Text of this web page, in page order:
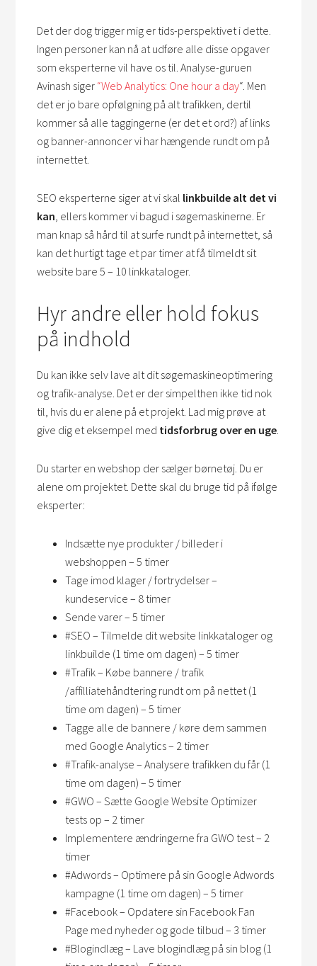
Det der dog trigger mig er tids-perspektivet i dette.
Ingen personer kan nå at udføre alle disse opgaver
som eksperterne vil have os til. Analyse-guruen
Avinash siger “Web Analytics: One hour a day“. Men
det er jo bare opfølgning på alt trafikken, dertil
kommer så alle taggingerne (er det et ord?) af links
og banner-annoncer vi har hængende rundt om på
internettet.
SEO eksperterne siger at vi skal linkbuilde alt det vi
kan, ellers kommer vi bagud i søgemaskinerne. Er
man knap så hård til at surfe rundt på internettet, så
kan det hurtigt tage et par timer at få tilmeldt sit
website bare 5 – 10 linkkataloger.
Hyr andre eller hold fokus
på indhold
Du kan ikke selv lave alt dit søgemaskineoptimering
og trafik-analyse. Det er der simpelthen ikke tid nok
til, hvis du er alene på et projekt. Lad mig prøve at
give dig et eksempel med tidsforbrug over en uge.
Du starter en webshop der sælger børnetøj. Du er
alene om projektet. Dette skal du bruge tid på ifølge
eksperter:
Indsætte nye produkter / billeder i
webshoppen – 5 timer
Tage imod klager / fortrydelser –
kundeservice – 8 timer
Sende varer – 5 timer
#SEO – Tilmelde dit website linkkataloger og
linkbuilde (1 time om dagen) – 5 timer
#Trafik – Købe bannere / trafik
/affilliatehåndtering rundt om på nettet (1
time om dagen) – 5 timer
Tagge alle de bannere / køre dem sammen
med Google Analytics – 2 timer
#Trafik-analyse – Analysere trafikken du får (1
time om dagen) – 5 timer
#GWO – Sætte Google Website Optimizer
tests op – 2 timer
Implementere ændringerne fra GWO test – 2
timer
#Adwords – Optimere på sin Google Adwords
kampagne (1 time om dagen) – 5 timer
#Facebook – Opdatere sin Facebook Fan
Page med nyheder og gode tilbud – 3 timer
#Blogindlæg – Lave blogindlæg på sin blog (1